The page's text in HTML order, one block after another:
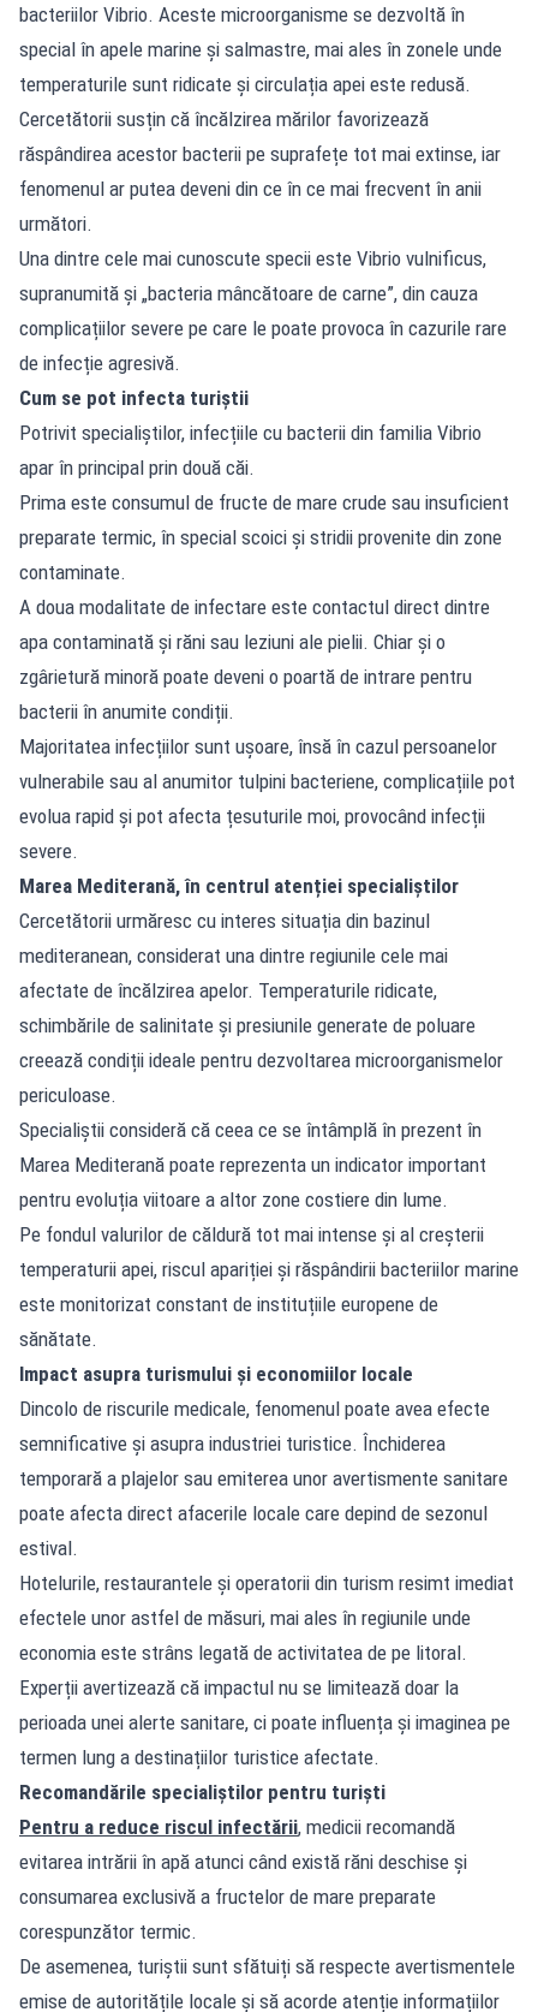
bacteriilor Vibrio. Aceste microorganisme se dezvoltă în
special în apele marine și salmastre, mai ales în zonele unde
temperaturile sunt ridicate și circulația apei este redusă.
Cercetătorii susțin că încălzirea mărilor favorizează
răspândirea acestor bacterii pe suprafețe tot mai extinse, iar
fenomenul ar putea deveni din ce în ce mai frecvent în anii
următori.
Una dintre cele mai cunoscute specii este Vibrio vulnificus,
supranumită și „bacteria mâncătoare de carne”, din cauza
complicațiilor severe pe care le poate provoca în cazurile rare
de infecție agresivă.
Cum se pot infecta turiștii
Potrivit specialiștilor, infecțiile cu bacterii din familia Vibrio
apar în principal prin două căi.
Prima este consumul de fructe de mare crude sau insuficient
preparate termic, în special scoici și stridii provenite din zone
contaminate.
A doua modalitate de infectare este contactul direct dintre
apa contaminată și răni sau leziuni ale pielii. Chiar și o
zgârietură minoră poate deveni o poartă de intrare pentru
bacterii în anumite condiții.
Majoritatea infecțiilor sunt ușoare, însă în cazul persoanelor
vulnerabile sau al anumitor tulpini bacteriene, complicațiile pot
evolua rapid și pot afecta țesuturile moi, provocând infecții
severe.
Marea Mediterană, în centrul atenției specialiștilor
Cercetătorii urmăresc cu interes situația din bazinul
mediteranean, considerat una dintre regiunile cele mai
afectate de încălzirea apelor. Temperaturile ridicate,
schimbările de salinitate și presiunile generate de poluare
creează condiții ideale pentru dezvoltarea microorganismelor
periculoase.
Specialiștii consideră că ceea ce se întâmplă în prezent în
Marea Mediterană poate reprezenta un indicator important
pentru evoluția viitoare a altor zone costiere din lume.
Pe fondul valurilor de căldură tot mai intense și al creșterii
temperaturii apei, riscul apariției și răspândirii bacteriilor marine
este monitorizat constant de instituțiile europene de
sănătate.
Impact asupra turismului și economiilor locale
Dincolo de riscurile medicale, fenomenul poate avea efecte
semnificative și asupra industriei turistice. Închiderea
temporară a plajelor sau emiterea unor avertismente sanitare
poate afecta direct afacerile locale care depind de sezonul
estival.
Hotelurile, restaurantele și operatorii din turism resimt imediat
efectele unor astfel de măsuri, mai ales în regiunile unde
economia este strâns legată de activitatea de pe litoral.
Experții avertizează că impactul nu se limitează doar la
perioada unei alerte sanitare, ci poate influența și imaginea pe
termen lung a destinațiilor turistice afectate.
Recomandările specialiștilor pentru turiști
Pentru a reduce riscul infectării, medicii recomandă
evitarea intrării în apă atunci când există răni deschise și
consumarea exclusivă a fructelor de mare preparate
corespunzător termic.
De asemenea, turiștii sunt sfătuiți să respecte avertismentele
emise de autoritățile locale și să acorde atenție informațiilor